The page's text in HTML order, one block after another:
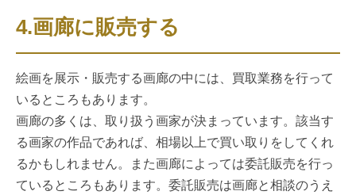
4.画廊に販売する
絵画を展示・販売する画廊の中には、買取業務を行って
いるところもあります。
画廊の多くは、取り扱う画家が決まっています。該当す
る画家の作品であれば、相場以上で買い取りをしてくれ
るかもしれません。また画廊によっては委託販売を行っ
ているところもあります。委託販売は画廊と相談のうえ